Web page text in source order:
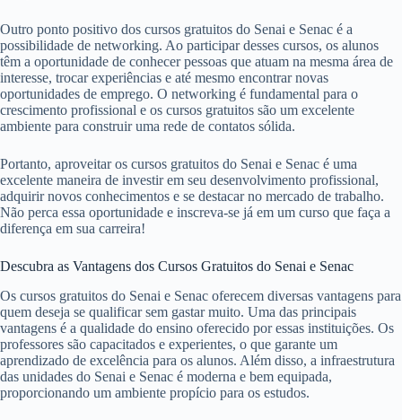
Outro ponto positivo dos cursos gratuitos do Senai e Senac é a
possibilidade de networking. Ao participar desses cursos, os alunos
têm a oportunidade de conhecer pessoas que atuam na mesma área de
interesse, trocar experiências e até mesmo encontrar novas
oportunidades de emprego. O networking é fundamental para o
crescimento profissional e os cursos gratuitos são um excelente
ambiente para construir uma rede de contatos sólida.
Portanto, aproveitar os cursos gratuitos do Senai e Senac é uma
excelente maneira de investir em seu desenvolvimento profissional,
adquirir novos conhecimentos e se destacar no mercado de trabalho.
Não perca essa oportunidade e inscreva-se já em um curso que faça a
diferença em sua carreira!
Descubra as Vantagens dos Cursos Gratuitos do Senai e Senac
Os cursos gratuitos do Senai e Senac oferecem diversas vantagens para
quem deseja se qualificar sem gastar muito. Uma das principais
vantagens é a qualidade do ensino oferecido por essas instituições. Os
professores são capacitados e experientes, o que garante um
aprendizado de excelência para os alunos. Além disso, a infraestrutura
das unidades do Senai e Senac é moderna e bem equipada,
proporcionando um ambiente propício para os estudos.